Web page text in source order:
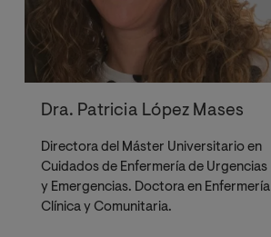
Dra. Patricia López Mases
Directora del Máster Universitario en
Cuidados de Enfermería de Urgencias
y Emergencias. Doctora en Enfermería
Clínica y Comunitaria.